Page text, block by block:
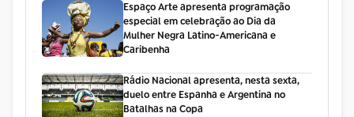
Espaço Arte apresenta programação
especial em celebração ao Dia da
Mulher Negra Latino-Americana e
Caribenha
Rádio Nacional apresenta, nesta sexta,
duelo entre Espanha e Argentina no
Batalhas na Copa